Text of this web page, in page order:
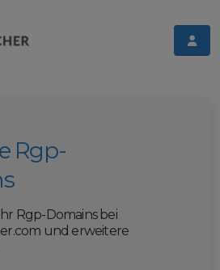
Rgp-
Rgp-Domains bei
und erweitere